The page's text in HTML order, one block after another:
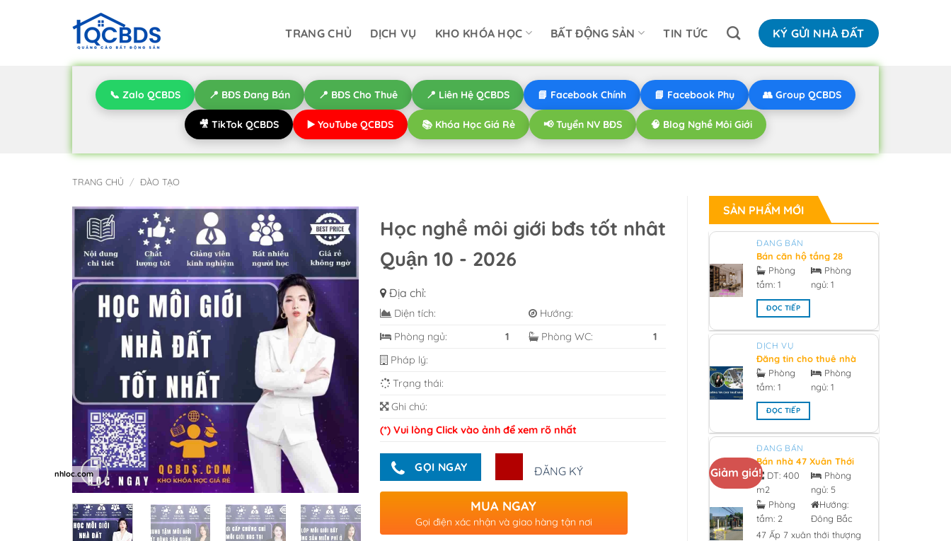
TRANG CHỦ DỊCH VỤ KHO KHÓA HỌC BẤT ĐỘNG SẢN TIN TỨC KÝ GỬI NHÀ ĐẤT
📞 Zalo QCBDS 📍 BĐS Đang Bán 📍 BĐS Cho Thuê 📍 Liên Hệ QCBDS 📘 Facebook Chính 📘 Facebook Phụ 👥 Group QCBDS
🎥 TikTok QCBDS ▶️ YouTube QCBDS 📚 Khóa Học Giá Rẻ 📢 Tuyển NV BĐS 🧠 Blog Nghề Môi Giới
TRANG CHỦ / ĐÀO TẠO
SẢN PHẨM MỚI
ĐANG BÁN
Bán căn hộ tầng 28
hướng bắc V1 sunrise
city South Tower
0918955959 - 2026
Phòng
tắm:1
Phòng
ngủ: 1
ĐỌC TIẾP
DỊCH VỤ
Đăng tin cho thuê nhà
chính chủ - 2026
Phòng
tắm:1
Phòng
ngủ: 1
ĐỌC TIẾP
Giảm giá!
ĐANG BÁN
Bán nhà 47 Xuân Thới
Thượng 59, Hóc Môn
0933473981 Giá 13 tỷ -
2026
DT:400
m2
Phòng
tắm: 2
Phòng
ngủ: 5
Hướng:
Đông Bắc
47 Ấp 7 xuân thới thượng
Học nghề môi giới bđs tốt nhât
Quận 10 - 2026
Địa chỉ:
Diện tích:
Hướng:
Phòng ngủ:
1 Phòng WC:
1
Pháp lý:
Trạng thái:
Ghi chú:
(*) Vui lòng Click vào ảnh để xem rõ nhất
GỌI NGAY ĐĂNG KÝ
MUA NGAY
Gọi điện xác nhận và giao hàng tận nơi